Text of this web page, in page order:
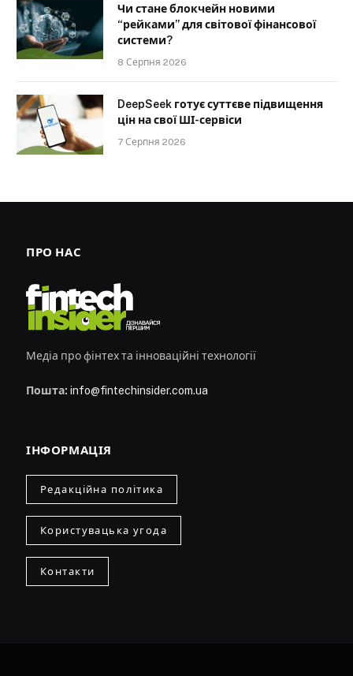
Чи стане блокчейн новими
“рейками” для світової фінансової
системи?
8 Серпня 2026
DeepSeek готує суттєве підвищення
цін на свої ШІ-сервіси
7 Серпня 2026
ПРО НАС
Медіа про фінтех та інноваційні технології
Пошта: info@fintechinsider.com.ua
ІНФОРМАЦІЯ
Редакційна політика
Користувацька угода
Контакти